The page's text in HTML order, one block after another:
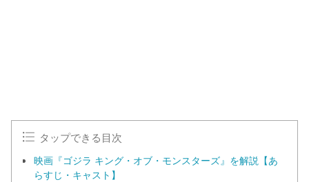
タップできる目次
映画『ゴジラ キング・オブ・モンスターズ』を解説【あ
らすじ・キャスト】